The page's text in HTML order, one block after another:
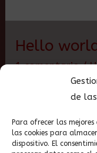
de
Para ofrecer las
las cookies para
dispositivo. El
Hello
1 comentario /
Welcome to
Hello
world!
Leer más »